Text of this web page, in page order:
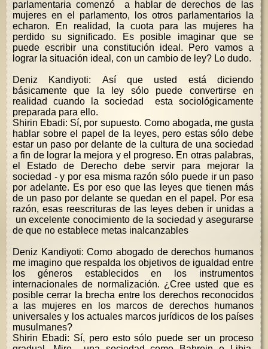
parlamentaria comenzó a hablar de derechos de las
mujeres en el parlamento, los otros parlamentarios la
echaron. En realidad, la cuota para las mujeres ha
perdido su significado. Es posible imaginar que se
puede escribir una constitución ideal. Pero vamos a
lograr la situación ideal, con un cambio de ley? Lo dudo.
Deniz Kandiyoti: Así que usted está diciendo
básicamente que la ley sólo puede convertirse en
realidad cuando la sociedad esta sociológicamente
preparada para ello.
Shirin Ebadi: Sí, por supuesto. Como abogada, me gusta
hablar sobre el papel de la leyes, pero estas sólo debe
estar un paso por delante de la cultura de una sociedad
a fin de lograr la mejora y el progreso. En otras palabras,
el Estado de Derecho debe servir para mejorar la
sociedad - y por esa misma razón sólo puede ir un paso
por adelante. Es por eso que las leyes que tienen más
de un paso por delante se quedan en el papel. Por esa
razón, esas reescrituras de las leyes deben ir unidas a
un excelente conocimiento de la sociedad y asegurarse
de que no establece metas inalcanzables
Deniz Kandiyoti: Como abogado de derechos humanos
me imagino que respalda los objetivos de igualdad entre
los géneros establecidos en los instrumentos
internacionales de normalización. ¿Cree usted que es
posible cerrar la brecha entre los derechos reconocidos
a las mujeres en los marcos de derechos humanos
universales y los actuales marcos jurídicos de los países
musulmanes?
Shirin Ebadi: Sí, pero esto sólo puede ser un proceso